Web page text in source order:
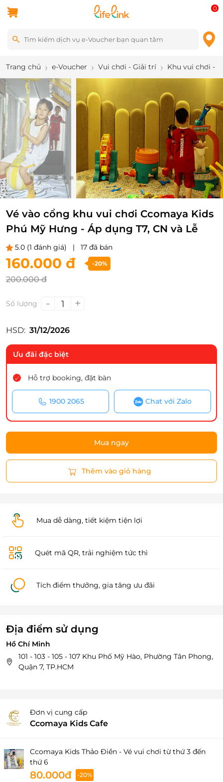
0
Trang chủ e-Voucher Vui chơi - Giải trí Khu vui chơi -
10/21
Vé vào cổng khu vui chơi Ccomaya Kids
Phú Mỹ Hưng - Áp dụng T7, CN và Lễ
5.0 (1 đánh giá) | 17 đã bán
160.000 đ -20%
200.000 đ
Số lượng - 1 +
HSD: 31/12/2026
Ưu đãi đặc biệt
Hỗ trợ booking, đặt bàn
1900 2065 Chat với Zalo
Mua ngay
Thêm vào giỏ hàng
Mua dễ dàng, tiết kiệm tiện lợi
Quét mã QR, trải nghiệm tức thì
Tích điểm thưởng, gia tăng ưu đãi
Địa điểm sử dụng
Hồ Chí Minh
101 - 103 - 105 - 107 Khu Phố Mỹ Hào, Phường Tân Phong,
Quận 7, TP.HCM
Đơn vị cung cấp
Ccomaya Kids Cafe
Ccomaya Kids Thảo Điền - Vé vui chơi từ thứ 3 đến
thứ 6
80.000đ -20%